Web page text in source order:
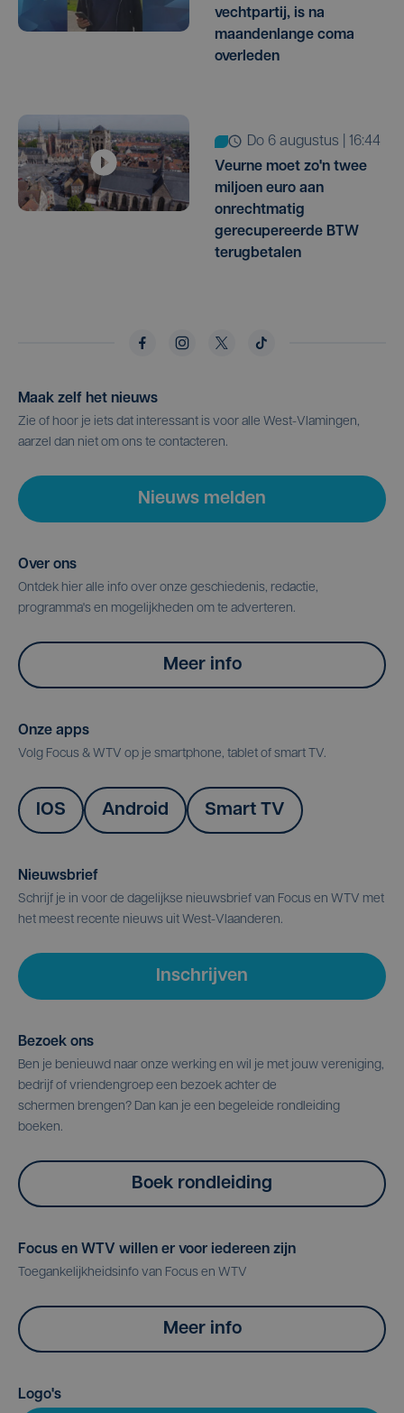
vechtpartij, is na
maandenlange coma
overleden
do 6 augustus | 16:44
Veurne moet zo'n twee
miljoen euro aan
onrechtmatig
gerecupereerde BTW
terugbetalen
Maak zelf het nieuws
Zie of hoor je iets dat interessant is voor alle West-Vlamingen,
aarzel dan niet om ons te contacteren.
Nieuws melden
Over ons
Ontdek hier alle info over onze geschiedenis, redactie,
programma's en mogelijkheden om te adverteren.
Meer info
Onze apps
Volg Focus & WTV op je smartphone, tablet of smart TV.
IOS Android Smart TV
Nieuwsbrief
Schrijf je in voor de dagelijkse nieuwsbrief van Focus en WTV met
het meest recente nieuws uit West-Vlaanderen.
Inschrijven
Bezoek ons
Ben je benieuwd naar onze werking en wil je met jouw vereniging,
bedrijf of vriendengroep een bezoek achter de
schermen brengen? Dan kan je een begeleide rondleiding
boeken.
Boek rondleiding
Focus en WTV willen er voor iedereen zijn
Toegankelijkheidsinfo van Focus en WTV
Meer info
Logo's